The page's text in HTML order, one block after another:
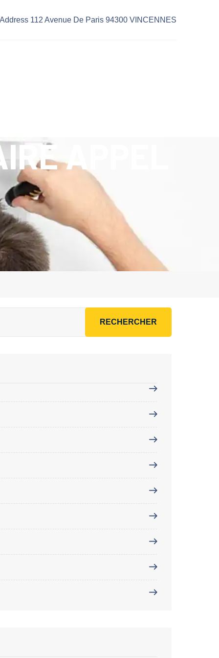
Address 112 Avenue De Paris 94300 VINCENNES
APPEL
RECHERCHER